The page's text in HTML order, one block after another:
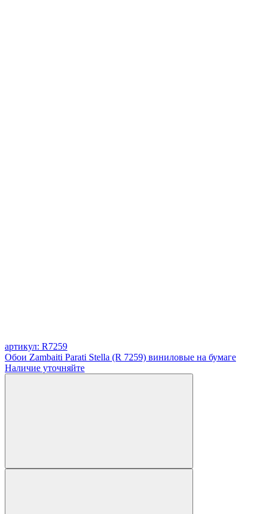
артикул: R7259
Обои Zambaiti Parati Stella (R 7259) виниловые на бумаге
Наличие уточняйте